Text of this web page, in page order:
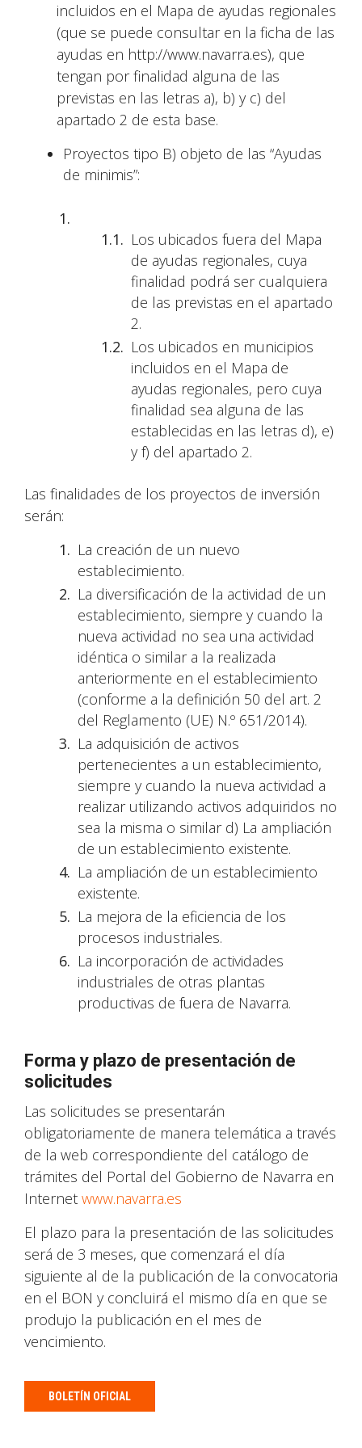
incluidos en el Mapa de ayudas regionales
(que se puede consultar en la ficha de las
ayudas en http://www.navarra.es), que
tengan por finalidad alguna de las
previstas en las letras a), b) y c) del
apartado 2 de esta base.
Proyectos tipo B) objeto de las “Ayudas
de minimis”:
Los ubicados fuera del Mapa
de ayudas regionales, cuya
finalidad podrá ser cualquiera
de las previstas en el apartado
2.
Los ubicados en municipios
incluidos en el Mapa de
ayudas regionales, pero cuya
finalidad sea alguna de las
establecidas en las letras d), e)
y f) del apartado 2.
Las finalidades de los proyectos de inversión
serán:
La creación de un nuevo
establecimiento.
La diversificación de la actividad de un
establecimiento, siempre y cuando la
nueva actividad no sea una actividad
idéntica o similar a la realizada
anteriormente en el establecimiento
(conforme a la definición 50 del art. 2
del Reglamento (UE) N.º 651/2014).
La adquisición de activos
pertenecientes a un establecimiento,
siempre y cuando la nueva actividad a
realizar utilizando activos adquiridos no
sea la misma o similar d) La ampliación
de un establecimiento existente.
La ampliación de un establecimiento
existente.
La mejora de la eficiencia de los
procesos industriales.
La incorporación de actividades
industriales de otras plantas
productivas de fuera de Navarra.
Forma y plazo de presentación de
solicitudes
Las solicitudes se presentarán
obligatoriamente de manera telemática a través
de la web correspondiente del catálogo de
trámites del Portal del Gobierno de Navarra en
Internet www.navarra.es
El plazo para la presentación de las solicitudes
será de 3 meses, que comenzará el día
siguiente al de la publicación de la convocatoria
en el BON y concluirá el mismo día en que se
produjo la publicación en el mes de
vencimiento.
BOLETÍN OFICIAL